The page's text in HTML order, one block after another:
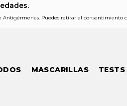
Puedes retirar el consentimiento
MASCARILLAS